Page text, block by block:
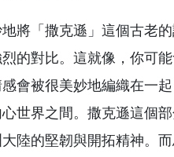
將「撒克遜」這個古老
的對比。這就像，你可
會被很美妙地編織在一
世界之間。撒克遜這個
陸的堅韌與開拓精神。